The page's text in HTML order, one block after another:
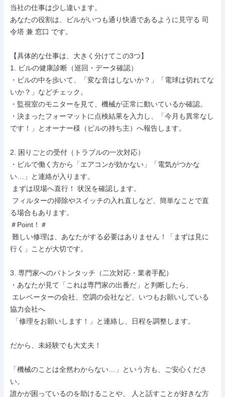
当社の仕事は少し違います。
あなたの役割は、ビルがいつも通り快適であるように見守る 司
令塔 兼 窓口 です。
【具体的な仕事は、大きく分けてこの3つ】
1. ビルの健康診断（巡回・データ確認）
・ビルの中を歩いて、「変な音はしないか？」「電球は切れてな
いか？」などチェック。
・監視室のモニターを見て、機械が正常に動いているか確認。
・決まったフォーマットに点検結果を入力し、「今月も異常なし
です！」とオーナー様（ビルの持ち主）へ報告します。
2. 困りごとの受付（トラブルの一次対応）
・ビルで働く方から「エアコンが効かない」「電気がつかな
い…」と連絡が入ります。
る場合もあります。
＃Point！＃
行く」ことが大切です。
3. 専門家へのバトンタッチ（二次対応・業者手配）
・あなたが見て「これは専門家の出番だ」と判断したら、
協力会社へ
だから、未経験でも大丈夫！
「機械のことは全然わからない…」という方も、ご安心くださ
い。
誰かが困っているのを助けることや、 人と話すことが好きな方